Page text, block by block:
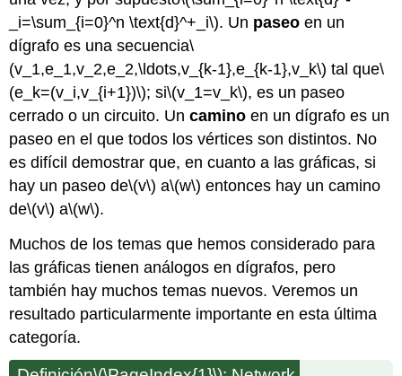
_i=\sum_{i=0}^n \text{d}^+_i\). Un paseo en un
dígrafo es una secuencia\
(v_1,e_1,v_2,e_2,\ldots,v_{k-1},e_{k-1},v_k\) tal que\
(e_k=(v_i,v_{i+1})\); si\(v_1=v_k\), es un paseo
cerrado o un circuito. Uncamino en un dígrafo es un
paseo en el que todos los vértices son distintos. No
es difícil demostrar que, en cuanto a las gráficas, si
hay un paseo de\(v\) a\(w\) entonces hay un camino
de\(v\) a\(w\).
Muchos de los temas que hemos considerado para
las gráficas tienen análogos en dígrafos, pero
también hay muchos temas nuevos. Veremos un
resultado particularmente importante en esta última
categoría.